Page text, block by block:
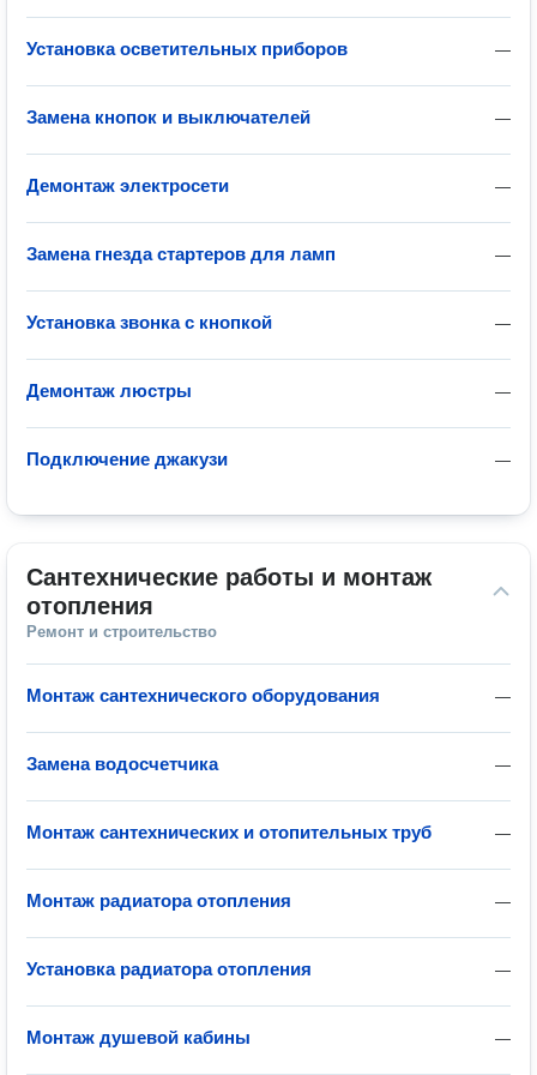
—
Установка осветительных приборов
—
Замена кнопок и выключателей
—
Демонтаж электросети
—
Замена гнезда стартеров для ламп
—
Установка звонка с кнопкой
—
Демонтаж люстры
—
Подключение джакузи
Сантехнические работы и монтаж
отопления
Ремонт и строительство
—
Монтаж сантехнического оборудования
—
Замена водосчетчика
—
Монтаж сантехнических и отопительных труб
—
Монтаж радиатора отопления
—
Установка радиатора отопления
—
Монтаж душевой кабины